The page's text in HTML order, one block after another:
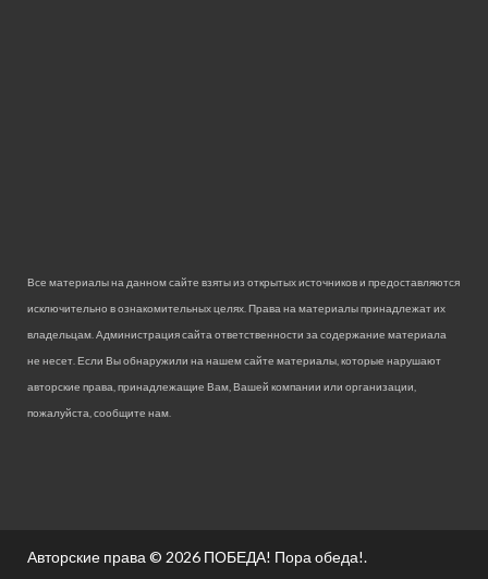
Все материалы на данном сайте взяты из открытых источников и предоставляются
исключительно в ознакомительных целях. Права на материалы принадлежат их
владельцам. Администрация сайта ответственности за содержание материала
не несет. Если Вы обнаружили на нашем сайте материалы, которые нарушают
авторские права, принадлежащие Вам, Вашей компании или организации,
пожалуйста, сообщите нам.
Авторские права © 2026 ПОБЕДА! Пора обеда!.